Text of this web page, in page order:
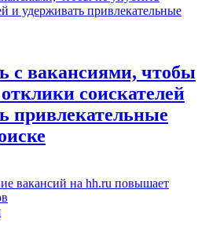
с вакансиями, чтобы
соискателей
привлекательные